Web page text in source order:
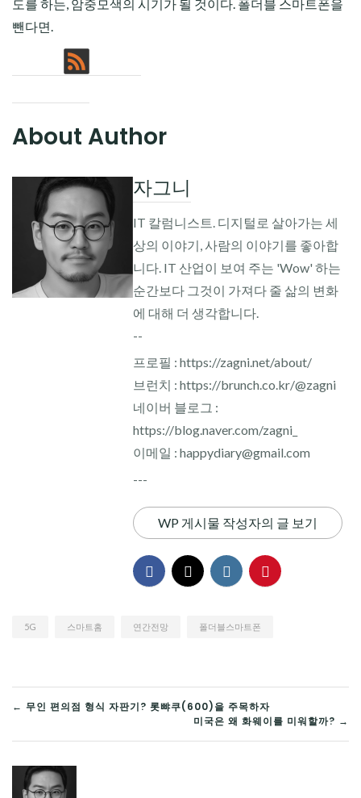
도를 하는, 암중모색의 시기가 될 것이다. 폴더블 스마트폰을
뺀다면.
About Author
자그니
IT 칼럼니스트. 디지털로 살아가는 세
상의 이야기, 사람의 이야기를 좋아합
니다. IT 산업이 보여 주는 'Wow' 하는
순간보다 그것이 가져다 줄 삶의 변화
에 대해 더 생각합니다.
--
프로필 : https://zagni.net/about/
브런치 : https://brunch.co.kr/@zagni
네이버 블로그 :
https://blog.naver.com/zagni_
이메일 : happydiary@gmail.com
---
WP 게시물 작성자의 글 보기
5G 스마트홈 연간전망 폴더블스마트폰
글
탐
색
← 무인 편의점 형식 자판기? 롯뺘쿠(600)을 주목하자
미국은 왜 화웨이를 미워할까? →